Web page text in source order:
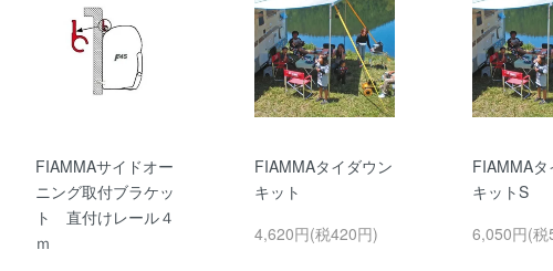
FIAMMAサイドオー
ニング取付ブラケッ
ト 直付けレール４
ｍ
FIAMMAタイダウン
キット
4,620円(税420円)
FIAMMA
キットS
6,050円(税